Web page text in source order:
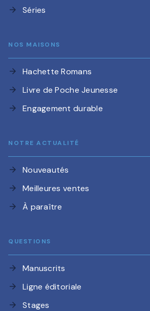
arrow_forward Séries
NOS MAISONS
arrow_forward Hachette Romans
arrow_forward Livre de Poche Jeunesse
arrow_forward Engagement durable
NOTRE ACTUALITÉ
arrow_forward Nouveautés
arrow_forward Meilleures ventes
arrow_forward À paraître
QUESTIONS
arrow_forward Manuscrits
arrow_forward Ligne éditoriale
arrow_forward Stages